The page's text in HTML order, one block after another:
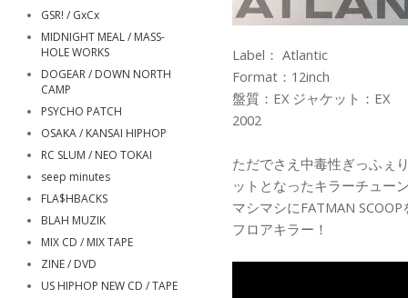
Label： Atlantic
Format：12inch
盤質：EX ジャケット：EX
2002
ただでさえ中毒性ぎっふぇ
ットとなったキラーチュー
マシマシにFATMAN
フロアキラー！
GSR! / GxCx
MIDNIGHT MEAL / MASS-
HOLE WORKS
DOGEAR / DOWN NORTH
CAMP
PSYCHO PATCH
OSAKA / KANSAI HIPHOP
RC SLUM / NEO TOKAI
seep minutes
FLA$HBACKS
BLAH MUZIK
MIX CD / MIX TAPE
ZINE / DVD
US HIPHOP NEW CD / TAPE